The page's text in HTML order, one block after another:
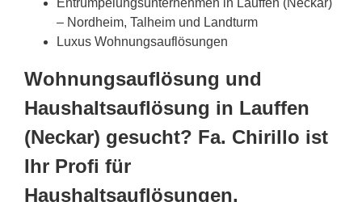
– Nordheim, Talheim und Landturm
Luxus Wohnungsauflösungen
Wohnungsauflösung und
Haushaltsauflösung in Lauffen
(Neckar) gesucht? Fa. Chirillo ist
Ihr Profi für
Haushaltsauflösungen,